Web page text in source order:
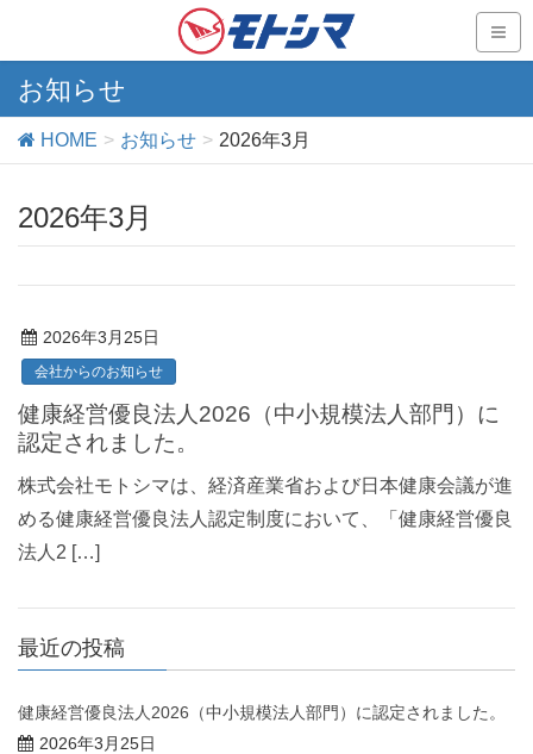
お知らせ
HOME お知らせ 2026年3月
2026年3月
2026年3月25日
会社からのお知らせ
健康経営優良法人2026（中小規模法人部門）に
認定されました。
株式会社モトシマは、経済産業省および日本健康会議が進
める健康経営優良法人認定制度において、「健康経営優良
法人2 […]
最近の投稿
健康経営優良法人2026（中小規模法人部門）に認定されました。
2026年3月25日